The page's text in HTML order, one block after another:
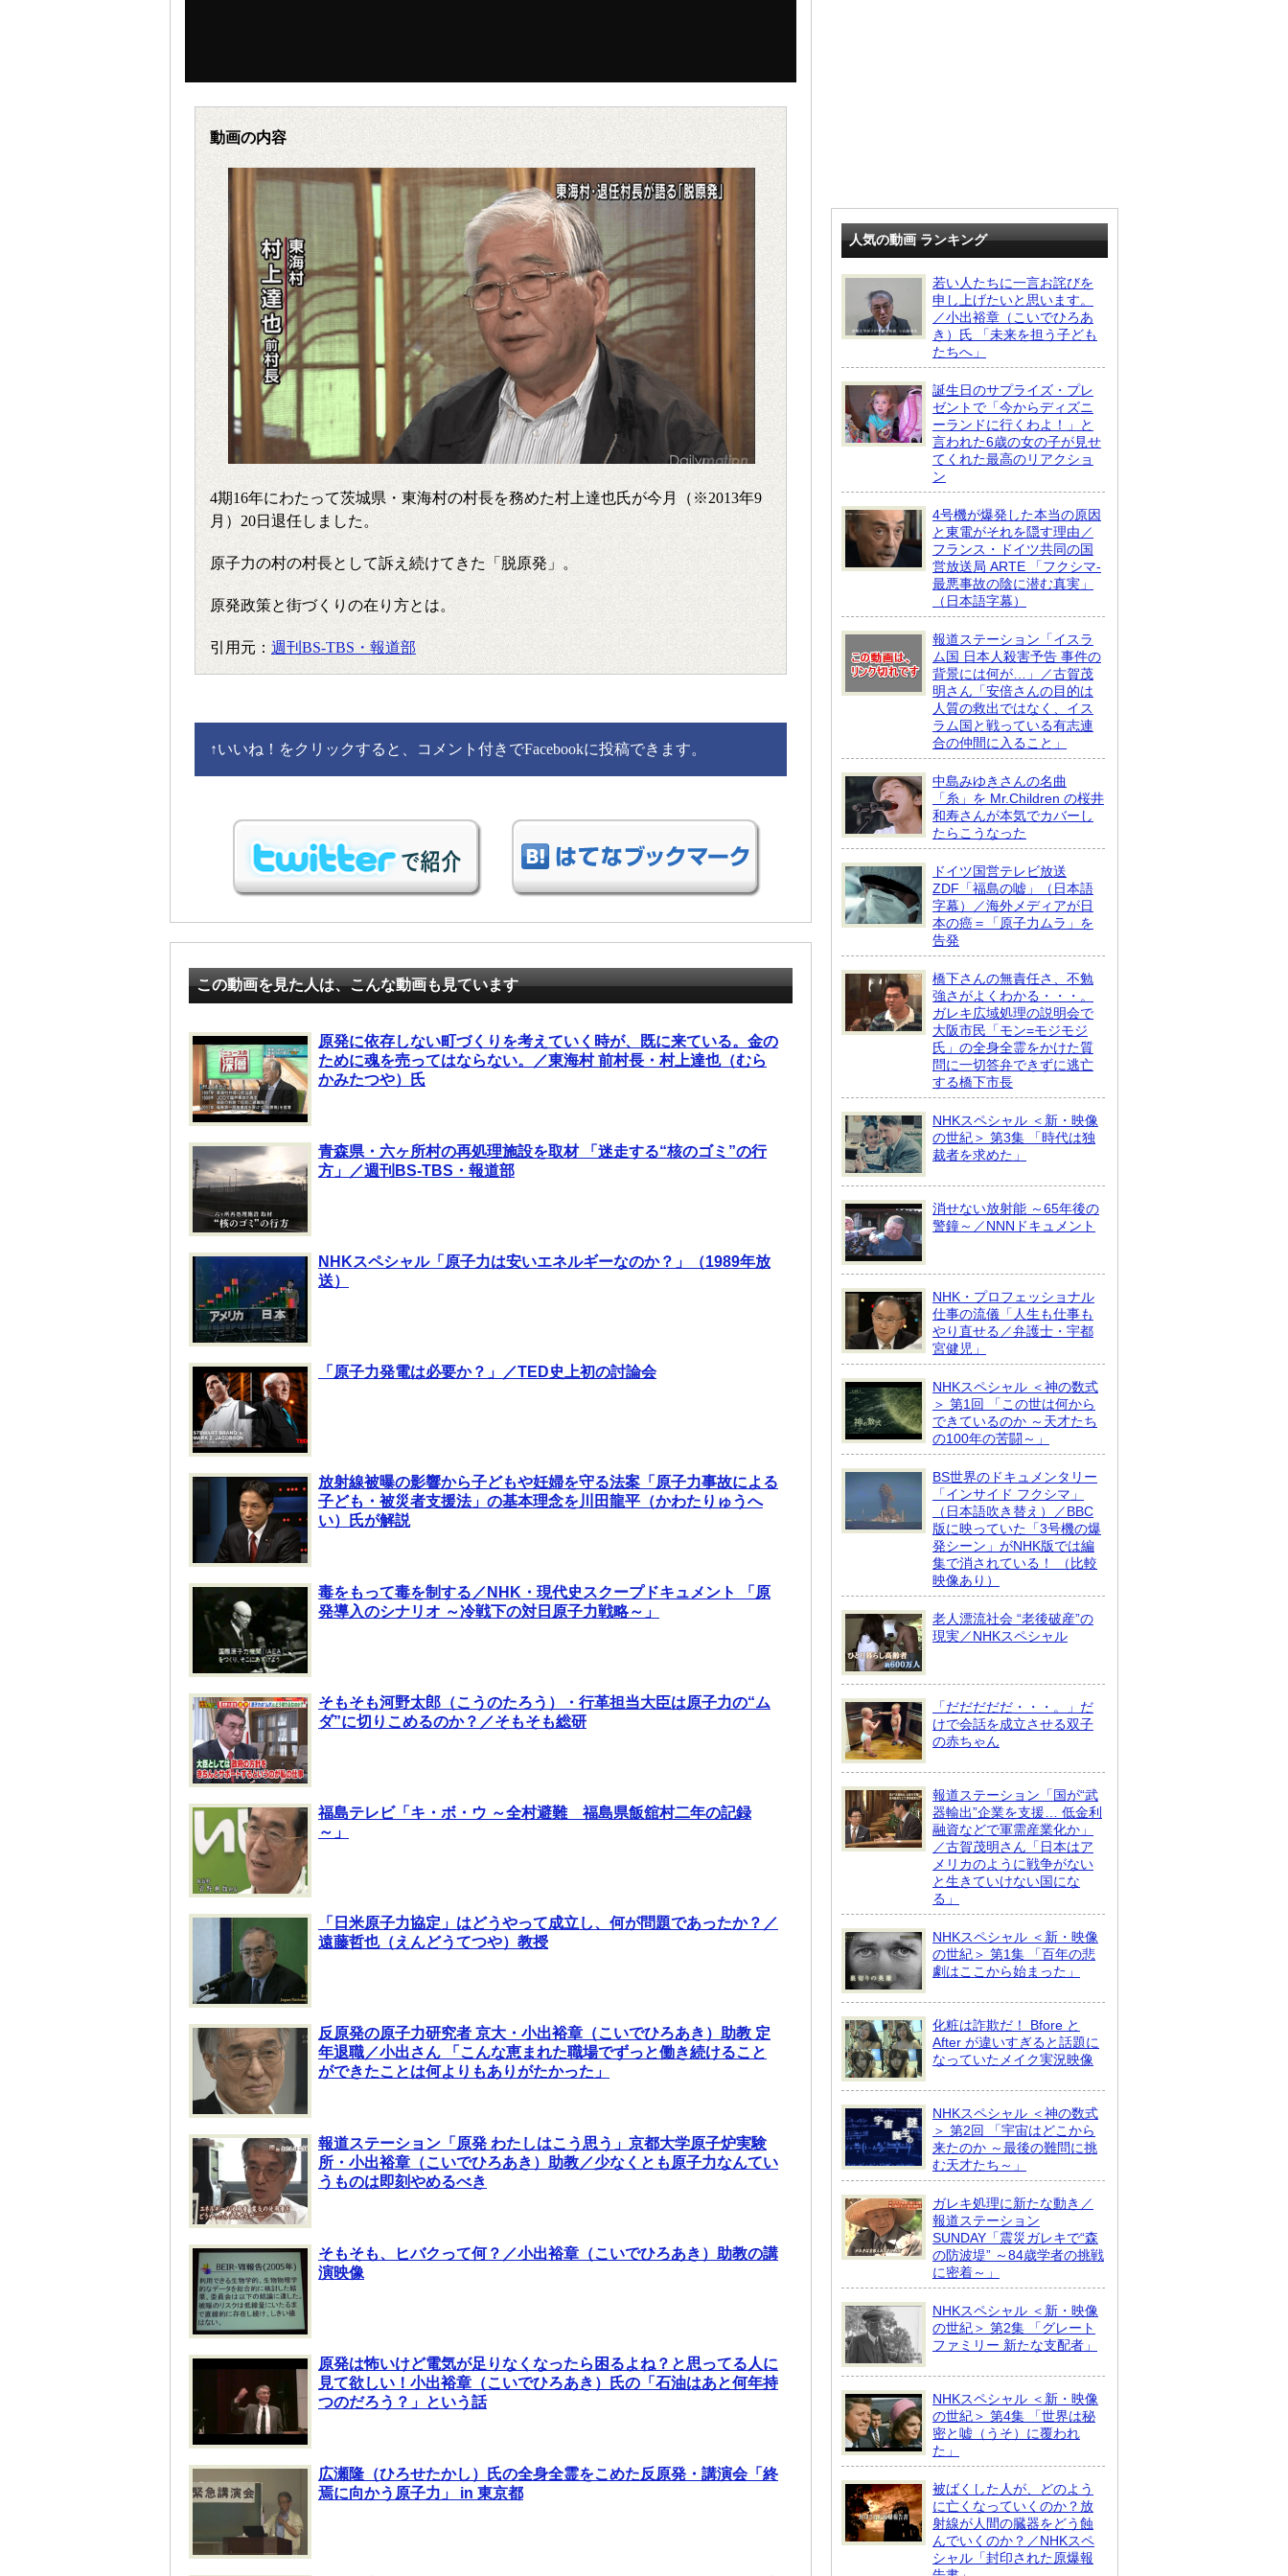
動画の内容
4期16年にわたって茨城県・東海村の村長を務めた村上達也氏が今月（※2013年9
月）20日退任しました。
原子力の村の村長として訴え続けてきた「脱原発」。
原発政策と街づくりの在り方とは。
引用元：週刊BS-TBS・報道部
↑いいね！をクリックすると、コメント付きでFacebookに投稿できます。
この動画を見た人は、こんな動画も見ています
原発に依存しない町づくりを考えていく時が、既に来ている。金の
ために魂を売ってはならない。／東海村 前村長・村上達也（むら
かみたつや）氏
青森県・六ヶ所村の再処理施設を取材 「迷走する“核のゴミ”の行
方」／週刊BS-TBS・報道部
NHKスペシャル「原子力は安いエネルギーなのか？」（1989年放
送）
「原子力発電は必要か？」／TED史上初の討論会
放射線被曝の影響から子どもや妊婦を守る法案「原子力事故による
子ども・被災者支援法」の基本理念を川田龍平（かわたりゅうへ
い）氏が解説
毒をもって毒を制する／NHK・現代史スクープドキュメント 「原
発導入のシナリオ ～冷戦下の対日原子力戦略～」
そもそも河野太郎（こうのたろう）・行革担当大臣は原子力の“ム
ダ”に切りこめるのか？／そもそも総研
福島テレビ「キ・ボ・ウ ～全村避難 福島県飯舘村二年の記録
～」
「日米原子力協定」はどうやって成立し、何が問題であったか？／
遠藤哲也（えんどうてつや）教授
反原発の原子力研究者 京大・小出裕章（こいでひろあき）助教 定
年退職／小出さん 「こんな恵まれた職場でずっと働き続けること
ができたことは何よりもありがたかった」
報道ステーション「原発 わたしはこう思う」京都大学原子炉実験
所・小出裕章（こいでひろあき）助教／少なくとも原子力なんてい
うものは即刻やめるべき
そもそも、ヒバクって何？／小出裕章（こいでひろあき）助教の講
演映像
原発は怖いけど電気が足りなくなったら困るよね？と思ってる人に
見て欲しい！小出裕章（こいでひろあき）氏の「石油はあと何年持
つのだろう？」という話
広瀬隆（ひろせたかし）氏の全身全霊をこめた反原発・講演会「終
焉に向かう原子力」 in 東京都
人気の動画 ランキング
若い人たちに一言お詫びを
申し上げたいと思います。
／小出裕章（こいでひろあ
き）氏 「未来を担う子ども
たちへ」
誕生日のサプライズ・プレ
ゼントで「今からディズニ
ーランドに行くわよ！」と
言われた6歳の女の子が見せ
てくれた最高のリアクショ
ン
4号機が爆発した本当の原因
と東電がそれを隠す理由／
フランス・ドイツ共同の国
営放送局 ARTE 「フクシマ-
最悪事故の陰に潜む真実」
（日本語字幕）
報道ステーション「イスラ
ム国 日本人殺害予告 事件の
背景には何が…」／古賀茂
明さん「安倍さんの目的は
人質の救出ではなく、イス
ラム国と戦っている有志連
合の仲間に入ること」
中島みゆきさんの名曲
「糸」を Mr.Children の桜井
和寿さんが本気でカバーし
たらこうなった
ドイツ国営テレビ放送
ZDF「福島の嘘」（日本語
字幕）／海外メディアが日
本の癌＝「原子力ムラ」を
告発
橋下さんの無責任さ、不勉
強さがよくわかる・・・。
ガレキ広域処理の説明会で
大阪市民「モン=モジモジ
氏」の全身全霊をかけた質
問に一切答弁できずに逃亡
する橋下市長
NHKスペシャル ＜新・映像
の世紀＞ 第3集 「時代は独
裁者を求めた」
消せない放射能 ～65年後の
警鐘～／NNNドキュメント
NHK・プロフェッショナル
仕事の流儀「人生も仕事も
やり直せる／弁護士・宇都
宮健児」
NHKスペシャル ＜神の数式
＞ 第1回 「この世は何から
できているのか ～天才たち
の100年の苦闘～」
BS世界のドキュメンタリー
「インサイド フクシマ」
（日本語吹き替え）／BBC
版に映っていた「3号機の爆
発シーン」がNHK版では編
集で消されている！ （比較
映像あり）
老人漂流社会 “老後破産”の
現実／NHKスペシャル
「だだだだだ・・・。」だ
けで会話を成立させる双子
の赤ちゃん
報道ステーション「国が“武
器輸出”企業を支援… 低金利
融資などで軍需産業化か」
／古賀茂明さん「日本はア
メリカのように戦争がない
と生きていけない国にな
る」
NHKスペシャル ＜新・映像
の世紀＞ 第1集 「百年の悲
劇はここから始まった」
化粧は詐欺だ！ Bfore と
After が違いすぎると話題に
なっていたメイク実況映像
NHKスペシャル ＜神の数式
＞ 第2回 「宇宙はどこから
来たのか ～最後の難問に挑
む天才たち～」
ガレキ処理に新たな動き／
報道ステーション
SUNDAY「震災ガレキで“森
の防波堤” ～84歳学者の挑戦
に密着～」
NHKスペシャル ＜新・映像
の世紀＞ 第2集 「グレート
ファミリー 新たな支配者」
NHKスペシャル ＜新・映像
の世紀＞ 第4集 「世界は秘
密と嘘（うそ）に覆われ
た」
被ばくした人が、どのよう
に亡くなっていくのか？放
射線が人間の臓器をどう蝕
んでいくのか？／NHKスペ
シャル「封印された原爆報